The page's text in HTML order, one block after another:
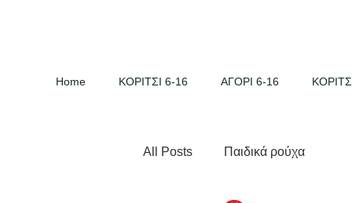
Home ΚΟΡΙΤΣΙ 6-16 ΑΓΟΡΙ 6-16
All Posts Παιδικά ρούχα